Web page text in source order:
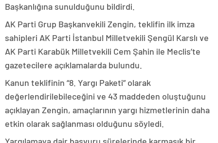
Başkanlığına sunulduğunu bildirdi.
AK Parti Grup Başkanvekili Zengin, teklifin ilk imza
sahipleri AK Parti İstanbul Milletvekili Şengül Karslı ve
AK Parti Karabük Milletvekili Cem Şahin ile Meclis’te
gazetecilere açıklamalarda bulundu.
Kanun teklifinin “8. Yargı Paketi” olarak
değerlendirilebileceğini ve 43 maddeden oluştuğunu
açıklayan Zengin, amaçlarının yargı hizmetlerinin daha
etkin olarak sağlanması olduğunu söyledi.